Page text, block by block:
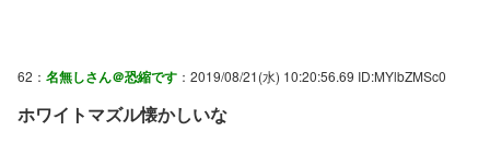
62： 名無しさん＠恐縮です ：2019/08/21(水) 10:20:56.69 ID:MYlbZMSc0
ホワイトマズル懐かしいな